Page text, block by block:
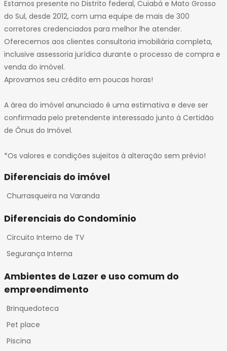
Estamos presente no Distrito federal, Cuiabá e Mato Grosso
do Sul, desde 2012, com uma equipe de mais de 300
corretores credenciados para melhor lhe atender.
Oferecemos aos clientes consultoria imobiliária completa,
inclusive assessoria jurídica durante o processo de compra e
venda do imóvel.
Aprovamos seu crédito em poucas horas!
A área do imóvel anunciado é uma estimativa e deve ser
confirmada pelo pretendente interessado junto à Certidão
de Ônus do Imóvel.
*Os valores e condições sujeitos à alteração sem prévio!
Diferenciais do imóvel
Churrasqueira na Varanda
Diferenciais do Condomínio
Circuito Interno de TV
Segurança Interna
Ambientes de Lazer e uso comum do
empreendimento
Brinquedoteca
Pet place
Piscina